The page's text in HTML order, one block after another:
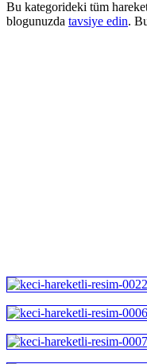
Bu kategorideki tüm
blogunuzda tavsiye edin.